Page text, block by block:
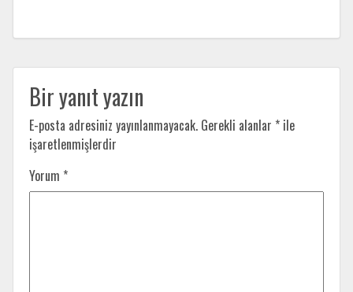
Bir yanıt yazın
E-posta adresiniz yayınlanmayacak. Gerekli alanlar * ile
işaretlenmişlerdir
Yorum *